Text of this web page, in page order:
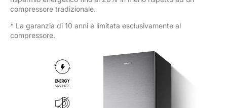
compressore tradizionale.
* La garanzia di 10 anni è limitata esclusivamente al
compressore.